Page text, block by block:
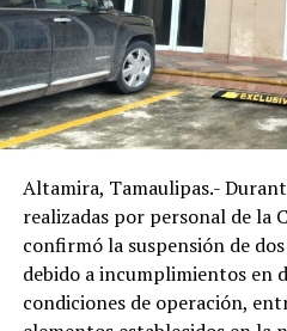
Altamira, Tamaulipas.-
realizadas por personal de la
confirmó la suspensión de
debido a incumplimientos en
condiciones de operación,